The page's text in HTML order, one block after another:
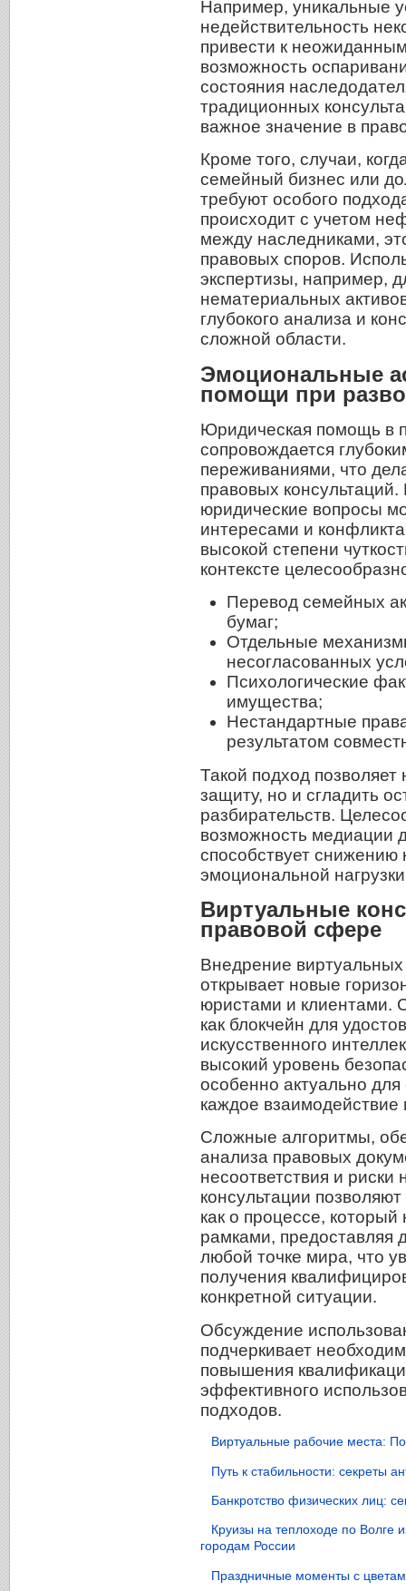
Например, уникальные
недействительность
привести к
возможность
состояния
традиционных
важное значение в
Кроме того, случаи,
семейный бизнес или
требуют особого
происходит с учетом
между наследниками,
правовых споров.
экспертизы, например,
нематериальных
глубокого анализа и
сложной области.
Эмоциональные
помощи при
Юридическая помощь в
сопровождается
переживаниями, что
правовых
юридические вопросы
интересами и
высокой степени
контексте
Перевод семейных
бумаг;
Отдельные
несогласованных
Психологические
имущества;
Нестандартные
результатом
Такой подход позволяет
защиту, но и сгладить
разбирательств.
возможность медиации
способствует снижению
эмоциональной
Виртуальные
правовой сфере
Внедрение
открывает новые
юристами и клиентами.
как блокчейн для
искусственного
высокий уровень
особенно актуально
каждое взаимодействие
Сложные алгоритмы,
анализа правовых
несоответствия и
консультации
как о процессе,
рамками, предоставляя
любой точке мира, что
получения
конкретной ситуации.
Обсуждение
подчеркивает
повышения
эффективного
подходов.
Виртуальные рабочие места:
Путь к стабильности: секреты
Банкротство физических лиц:
Круизы на теплоходе по Волге
городам России
Праздничные моменты с